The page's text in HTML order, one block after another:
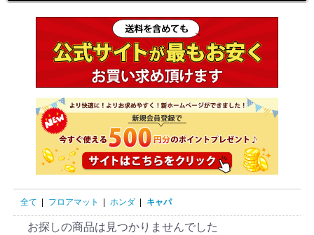
全て | フロアマット | ホンダ | キャパ
お探しの商品は見つかりませんでした